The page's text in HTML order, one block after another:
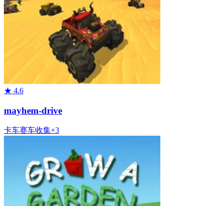
★ 4.6
mayhem-drive
卡车赛车收集+3